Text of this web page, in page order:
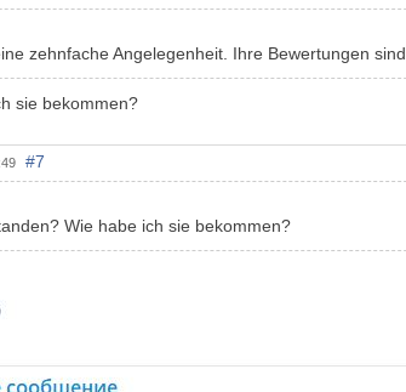
zehnfache Angelegenheit. Ihre Bewertungen
sie bekommen?
#7
Wie habe ich sie bekommen?